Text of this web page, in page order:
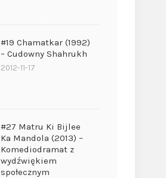
#19 Chamatkar (1992)
– Cudowny Shahrukh
2012-11-17
#27 Matru Ki Bijlee
Ka Mandola (2013) –
Komediodramat z
wydźwiękiem
społecznym